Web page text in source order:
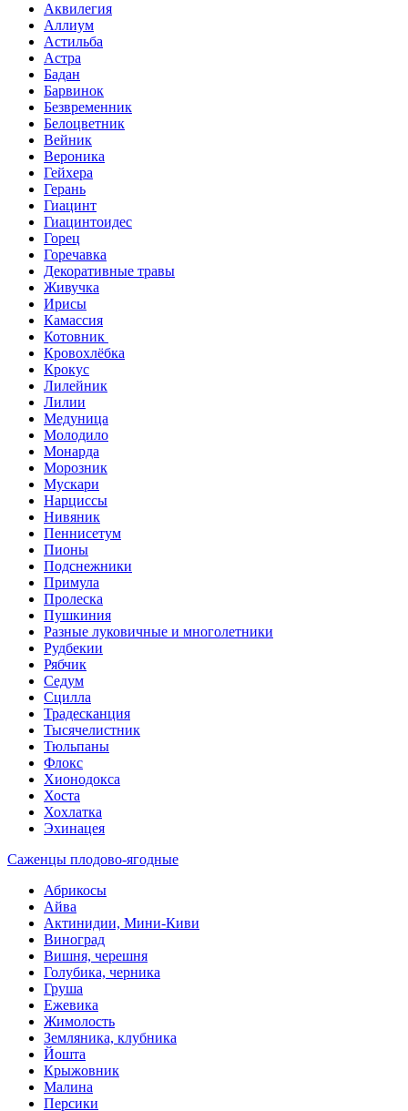
Аквилегия
Аллиум
Астильба
Астра
Бадан
Барвинок
Безвременник
Белоцветник
Вейник
Вероника
Гейхера
Герань
Гиацинт
Гиацинтоидес
Горец
Горечавка
Декоративные травы
Живучка
Ирисы
Камассия
Котовник
Кровохлёбка
Крокус
Лилейник
Лилии
Медуница
Молодило
Монарда
Морозник
Мускари
Нарциссы
Нивяник
Пеннисетум
Пионы
Подснежники
Примула
Пролеска
Пушкиния
Разные луковичные и многолетники
Рудбекии
Рябчик
Седум
Сцилла
Традесканция
Тысячелистник
Тюльпаны
Флокс
Хионодокса
Хоста
Хохлатка
Эхинацея
Саженцы плодово-ягодные
Абрикосы
Айва
Актинидии, Мини-Киви
Виноград
Вишня, черешня
Голубика, черника
Груша
Ежевика
Жимолость
Земляника, клубника
Йошта
Крыжовник
Малина
Персики